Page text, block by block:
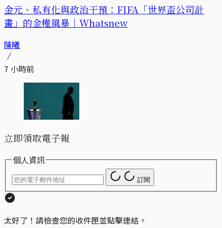
金元、私有化與政治干預：FIFA「世界盃公司計
畫」的金權風暴｜Whatsnew
陳曦
7 小時前
立即領取電子報
個人資訊
訂閱
太好了！請檢查您的收件匣並點擊連結。